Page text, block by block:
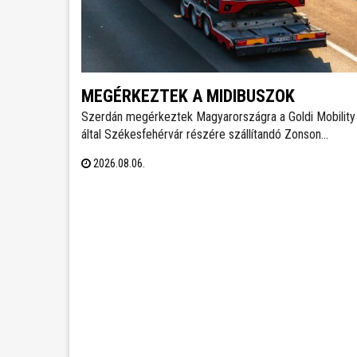
MEGÉRKEZTEK A MIDIBUSZOK
Szerdán megérkeztek Magyarországra a Goldi
által Székesfehérvár részére szállítandó Zonson
Magyarbusz Info. A 8,5 méter hosszú járműveket nettó
2026.08.06.